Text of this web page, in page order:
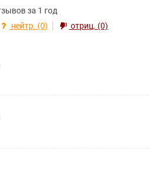
за 1 год
нейтр. (0) отриц. (0)